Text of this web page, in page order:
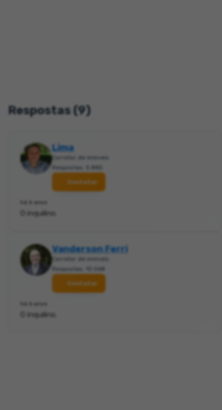
Respostas (9)
Lima
Corretor de imóveis
Respostas: 5.882
Contatar
há 6 anos
O inquilino.
Vanderson Ferri
Corretor de imóveis
Respostas: 10.068
Contatar
há 6 anos
O inquilino.